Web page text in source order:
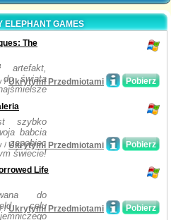
ELEPHANT GAMES
The
artefakt,
świata
Pobierz
/Ukrytymi Przedmiotami
szybko
babcia
świecie!
Pobierz
/ Ukrytymi Przedmiotami
Life
do
celu
Pobierz
/Ukrytymi Przedmiotami